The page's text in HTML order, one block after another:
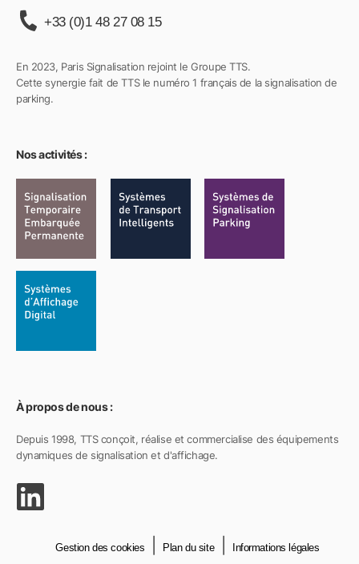
+33 (0)1 48 27 08 15
En 2023, Paris Signalisation rejoint le Groupe TTS.
Cette synergie fait de TTS le numéro 1 français de la signalisation de
parking.
Nos activités :
À propos de nous :
Depuis 1998, TTS conçoit, réalise et commercialise des équipements
dynamiques de signalisation et d'affichage.
Gestion des cookies Plan du site Informations légales